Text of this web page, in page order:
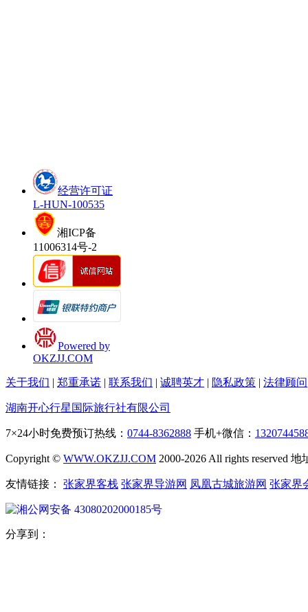
经营许可证
L-HUN-100535
湘ICP备
11006314号-2
Powered by
OKZJJ.COM
关于我们 | 郑重承诺 | 联系我们 | 诚聘英才 | 隐私政策 | 法律顾问
湖南开心行星国际旅行社有限公司
7×24小时免费预订热线： 0744-8362888 手机+微信：
Copyright © WWW.OKZJJ.COM 2000-2026 All rights reserved
友情链接： 张家界客栈 张家界导游网 凤凰古城旅游网 张家界
湘公网安备 43080202000185号
分享到：